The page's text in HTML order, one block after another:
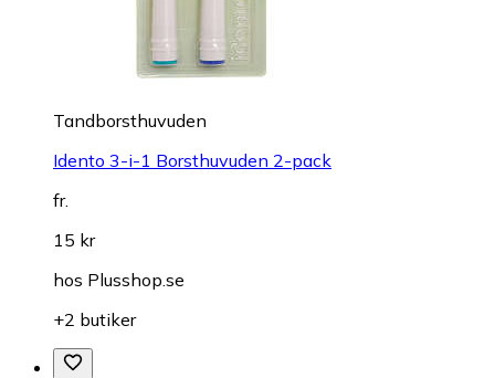
Tandborsthuvuden
Idento 3-i-1 Borsthuvuden 2-pack
fr.
15 kr
hos Plusshop.se
+2 butiker